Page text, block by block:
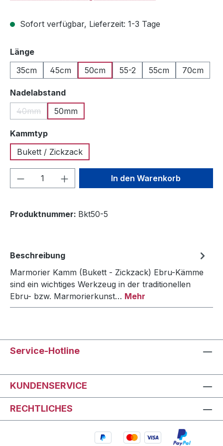
Sofort verfügbar, Lieferzeit: 1-3 Tage
Längeauswählen
35cm
45cm 50cm 55-2 55cm 70cm
Nadelabstandauswählen
40mm
(Diese Option ist zurzeit nicht verfügbar.)
50mm
Kammtypauswählen
Bukett / Zickzack
Produkt Anzahl: Gib denIn den Warenkorb
Produktnummer: Bkt50-5
Beschreibung
Marmorier Kamm (Bukett - Zickzack) Ebru-Kämme
sind ein wichtiges Werkzeug in der traditionellen
Ebru- bzw. Marmorierkunst… Mehr
Service-Hotline
KUNDENSERVICE
RECHTLICHES